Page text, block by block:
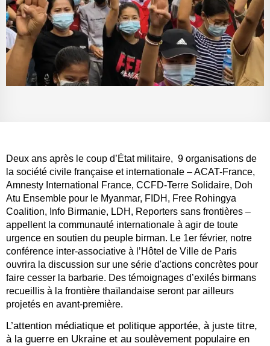
Deux ans après le coup d’État militaire, 9 organisations de
la société civile française et internationale – ACAT-France,
Amnesty International France, CCFD-Terre Solidaire, Doh
Atu Ensemble pour le Myanmar, FIDH, Free Rohingya
Coalition, Info Birmanie, LDH, Reporters sans frontières –
appellent la communauté internationale à agir de toute
urgence en soutien du peuple birman. Le 1er février, notre
conférence inter-associative à l’Hôtel de Ville de Paris
ouvrira la discussion sur une série d'actions concrètes pour
faire cesser la barbarie. Des témoignages d’exilés birmans
recueillis à la frontière thaïlandaise seront par ailleurs
projetés en avant-première.
L’attention médiatique et politique apportée, à juste titre,
à la guerre en Ukraine et au soulèvement populaire en